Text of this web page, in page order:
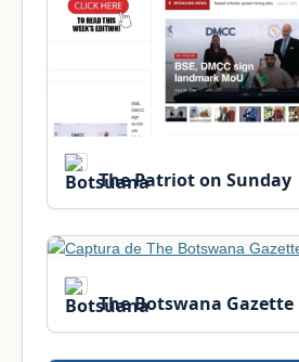
The Patriot on Sunday
The Botswana Gazette